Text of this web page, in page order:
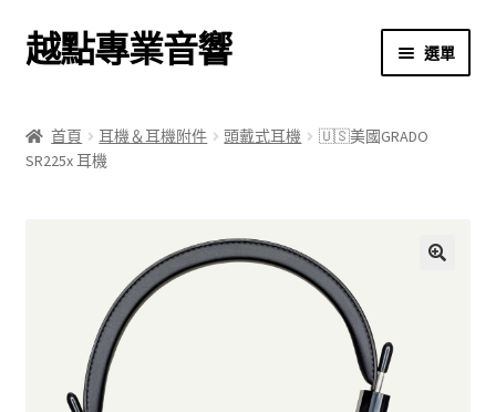
跳
至
覽
列
跳
至
要
內
越點專業音響 選單
商店
購物車
首頁 耳機＆耳機附件 頭戴式耳機
🇺🇸美國GRADO
SR225x 耳機